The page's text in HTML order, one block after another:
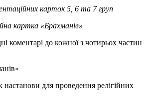
карток 5, 6 та 7 груп
картка «Брахманів»
коментарі до кожної з чотирьох частин
для проведення релігійних